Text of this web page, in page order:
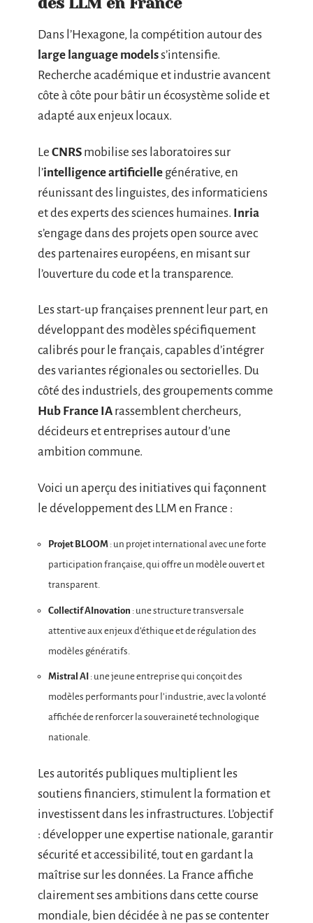
Dans l’Hexagone, la compétition autour des
large language modelss’intensifie.
Recherche académique et industrie avancent
côte à côte pour bâtir un écosystème solide et
adapté aux enjeux locaux.
Le CNRS mobilise ses laboratoires sur
l’intelligence artificielle générative, en
réunissant des linguistes, des informaticiens
et des experts des sciences humaines. Inria
s’engage dans des projets open source avec
des partenaires européens, en misant sur
l’ouverture du code et la transparence.
Les start-up françaises prennent leur part, en
développant des modèles spécifiquement
calibrés pour le français, capables d’intégrer
des variantes régionales ou sectorielles. Du
côté des industriels, des groupements comme
Hub France IA rassemblent chercheurs,
décideurs et entreprises autour d’une
ambition commune.
Voici un aperçu des initiatives qui façonnent
le développement des LLM en France :
Projet BLOOM : un projet international avec une forte
participation française, qui offre un modèle ouvert et
transparent.
Collectif AInovation : une structure transversale
attentive aux enjeux d’éthique et de régulation des
modèles génératifs.
Mistral AI : une jeune entreprise qui conçoit des
modèles performants pour l’industrie, avec la volonté
affichée de renforcer la souveraineté technologique
nationale.
Les autorités publiques multiplient les
soutiens financiers, stimulent la formation et
investissent dans les infrastructures. L’objectif
: développer une expertise nationale, garantir
sécurité et accessibilité, tout en gardant la
maîtrise sur les données. La France affiche
clairement ses ambitions dans cette course
mondiale, bien décidée à ne pas se contenter